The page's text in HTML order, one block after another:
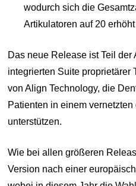
wodurch sich die
Artikulatoren auf 20 erhöht
Das neue Release ist Teil
integrierten Suite proprietärer
von Align Technology, die
Patienten in einem
unterstützen.
Wie bei allen größeren
Version nach einer